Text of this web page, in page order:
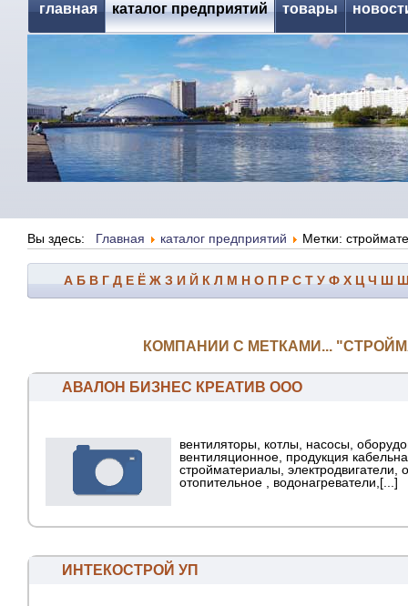
главная каталог предприятий товары
Вы здесь: Главная каталог предприятий Метки:
А Б В Г Д Е Ё Ж З И Й К Л М Н О П Р С Т У Ф Х Ц Ч Ш
КОМПАНИИ С МЕТКАМИ...
АВАЛОН БИЗНЕС КРЕАТИВ ООО
вентиляторы, котлы, насосы,
вентиляционное, продукция
стройматериалы, электродвигатели,
отопительное , водонагреватели,[...]
ИНТЕКОСТРОЙ УП